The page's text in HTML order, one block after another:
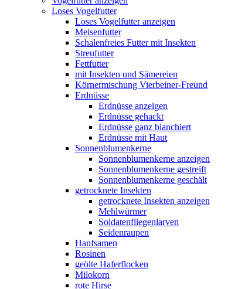
Loses Vogelfutter
Loses Vogelfutter anzeigen
Meisenfutter
Schalenfreies Futter mit Insekten
Streufutter
Fettfutter
mit Insekten und Sämereien
Körnermischung Vierbeiner-Freund
Erdnüsse
Erdnüsse anzeigen
Erdnüsse gehackt
Erdnüsse ganz blanchiert
Erdnüsse mit Haut
Sonnenblumenkerne
Sonnenblumenkerne anzeigen
Sonnenblumenkerne gestreift
Sonnenblumenkerne geschält
getrocknete Insekten
getrocknete Insekten anzeigen
Mehlwürmer
Soldatenfliegenlarven
Seidenraupen
Hanfsamen
Rosinen
geölte Haferflocken
Milokorn
rote Hirse